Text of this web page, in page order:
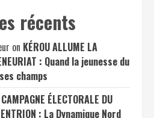
récents
on KÉROU ALLUME LA
: Quand la jeunesse du
champs
CAMPAGNE ÉLECTORALE DU
: La Dynamique Nord